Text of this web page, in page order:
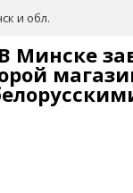
и обл.
Минске